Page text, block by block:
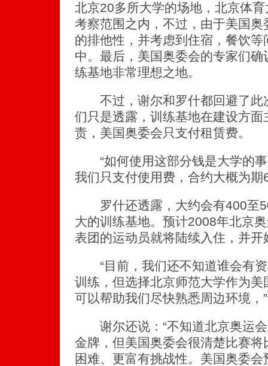
北京20多所大学的场地，北京体
考察范围之内，不过，由于美国
的排他性，并考虑到住宿，餐饮
中。最后，美国奥委会的专家们
练基地非常理想之地。
不过，谢尔和罗什都回避了此
们只是透露，训练基地在建设方
责，美国奥委会只支付租赁费。
“如何使用这部分钱是大学的事
我们只支付使用费，合约大概为
罗什还透露，大约会有400至
大的训练基地。预计2008年北京
表团的运动员就将陆续入住，并开
“目前，我们还不知道谁会有资
训练，但选择北京师范大学作为
可以帮助我们尽快熟悉周边环境，
谢尔还说：“不知道北京奥运会
金牌，但美国奥委会很清楚比赛
困难、更富有挑战性。美国奥委